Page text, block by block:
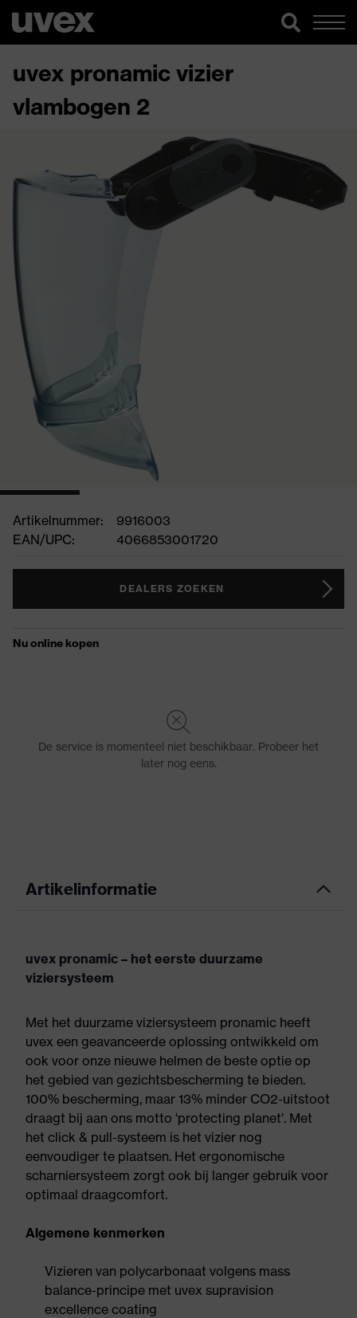
uvex pronamic vizier
vlambogen 2​
Artikelnummer:
9916003
EAN/UPC:
4066853001720
DEALERS ZOEKEN
Artikelinformatie
uvex pronamic – het eerste duurzame
viziersysteem
Met het duurzame viziersysteem pronamic heeft
uvex een geavanceerde oplossing ontwikkeld om
ook voor onze nieuwe helmen de beste optie op
het gebied van gezichtsbescherming te bieden.
100% bescherming, maar 13% minder CO2-uitstoot
draagt bij aan ons motto ‘protecting planet’. Met
het click & pull-systeem is het vizier nog
eenvoudiger te plaatsen. Het ergonomische
scharniersysteem zorgt ook bij langer gebruik voor
optimaal draagcomfort.
Algemene kenmerken
Vizieren van polycarbonaat volgens mass
balance-principe met uvex supravision
excellence coating